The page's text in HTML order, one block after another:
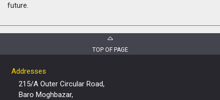
future.
TOP OF PAGE
Addresses
215/A Outer Circular Road,
Baro Moghbazar,